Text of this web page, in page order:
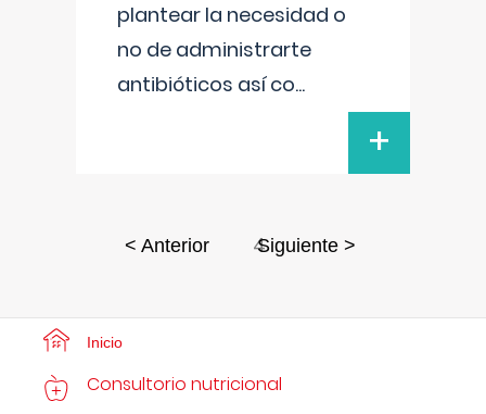
plantear la necesidad o
no de administrarte
antibióticos así co...
+
< Anterior 4
Siguiente >
Inicio
Consultorio nutricional